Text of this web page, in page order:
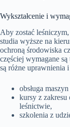
Wykształcenie i
Aby zostać
studia wyższe na
ochroną środowiska
częściej wymagane
są różne uprawnienia
obsługa
kursy z
leśnictwie,
szkolenia z